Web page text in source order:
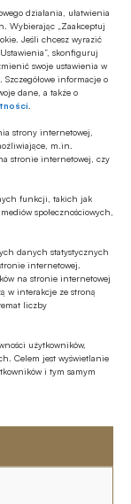
działania, ułatwienia
Wybierając „Zaakceptuj
Jeśli chcesz wyrazić
skonfiguruj
swoje ustawienia w
informacje o
dane, a także o
strony internetowej,
m.in.
stronie internetowej, czy
funkcji, takich jak
społecznościowych,
danych statystycznych
internetowej.
na stronie internetowej
w interakcje ze stroną
liczby
użytkowników,
Celem jest wyświetlanie
i tym samym
r., banki i
oraz
do 60
r/r. W maju
i 84,6% liczby
dni wyniosła 3
Kredytowej.